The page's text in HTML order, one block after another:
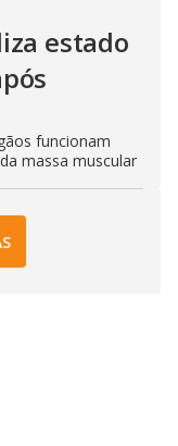
estado
funcionam
massa muscular